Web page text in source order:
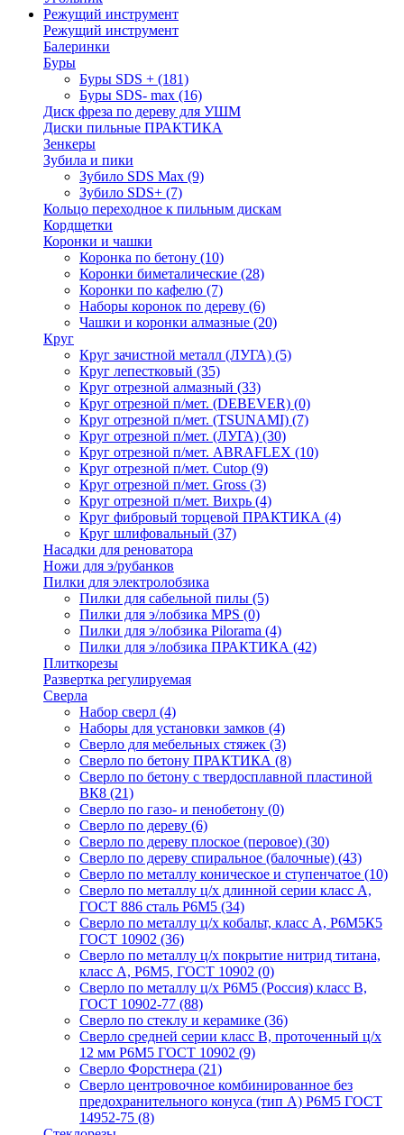
Режущий инструмент
Режущий инструмент
Балеринки
Буры
Буры SDS + (181)
Буры SDS- max (16)
Диск фреза по дереву для УШМ
Диски пильные ПРАКТИКА
Зенкеры
Зубила и пики
Зубило SDS Max (9)
Зубило SDS+ (7)
Кольцо переходное к пильным дискам
Кордщетки
Коронки и чашки
Коронка по бетону (10)
Коронки биметалические (28)
Коронки по кафелю (7)
Наборы коронок по дереву (6)
Чашки и коронки алмазные (20)
Круг
Круг зачистной металл (ЛУГА) (5)
Круг лепестковый (35)
Круг отрезной алмазный (33)
Круг отрезной п/мет. (DEBEVER) (0)
Круг отрезной п/мет. (TSUNAMI) (7)
Круг отрезной п/мет. (ЛУГА) (30)
Круг отрезной п/мет. ABRAFLEX (10)
Круг отрезной п/мет. Cutop (9)
Круг отрезной п/мет. Gross (3)
Круг отрезной п/мет. Вихрь (4)
Круг фибровый торцевой ПРАКТИКА (4)
Круг шлифовальный (37)
Насадки для реноватора
Ножи для э/рубанков
Пилки для электролобзика
Пилки для сабельной пилы (5)
Пилки для э/лобзика MPS (0)
Пилки для э/лобзика Pilorama (4)
Пилки для э/лобзика ПРАКТИКА (42)
Плиткорезы
Развертка регулируемая
Сверла
Набор сверл (4)
Наборы для установки замков (4)
Сверло для мебельных стяжек (3)
Сверло по бетону ПРАКТИКА (8)
Сверло по бетону с твердосплавной пластиной
ВК8 (21)
Сверло по газо- и пенобетону (0)
Сверло по дереву (6)
Сверло по дереву плоское (перовое) (30)
Сверло по дереву спиральное (балочные) (43)
Сверло по металлу коническое и ступенчатое (10)
Сверло по металлу ц/х длинной серии класс А,
ГОСТ 886 сталь Р6М5 (34)
Сверло по металлу ц/х кобальт, класс А, Р6М5К5
ГОСТ 10902 (36)
Сверло по металлу ц/х покрытие нитрид титана,
класс А, Р6М5, ГОСТ 10902 (0)
Сверло по металлу ц/х Р6М5 (Россия) класс В,
ГОСТ 10902-77 (88)
Сверло по стеклу и керамике (36)
Сверло средней серии класс В, проточенный ц/х
12 мм Р6М5 ГОСТ 10902 (9)
Сверло Форстнера (21)
Сверло центровочное комбинированное без
предохранительного конуса (тип А) Р6М5 ГОСТ
14952-75 (8)